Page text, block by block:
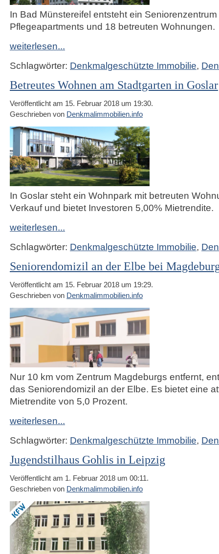
In Bad Münstereifel entsteht ein Seniorenzentrum
Pflegeapartments und 18 betreuten Wohnungen.
weiterlesen...
Schlagwörter: Denkmalgeschützte Immobilie,
Betreutes Wohnen am Stadtgarten in Goslar
Veröffentlicht am 15. Februar 2018 um 19:30.
Geschrieben von Denkmalimmobilien.info
In Goslar steht ein Wohnpark mit betreuten
Verkauf und bietet Investoren 5,00% Mietrendite.
weiterlesen...
Schlagwörter: Denkmalgeschützte Immobilie,
Seniorendomizil an der Elbe bei
Veröffentlicht am 15. Februar 2018 um 19:29.
Geschrieben von Denkmalimmobilien.info
Nur 10 km vom Zentrum Magdeburgs entfernt,
das Seniorendomizil an der Elbe. Es bietet eine
Mietrendite von 5,0 Prozent.
weiterlesen...
Schlagwörter: Denkmalgeschützte Immobilie,
Jugendstilhaus Gohlis in Leipzig
Veröffentlicht am 1. Februar 2018 um 00:11.
Geschrieben von Denkmalimmobilien.info